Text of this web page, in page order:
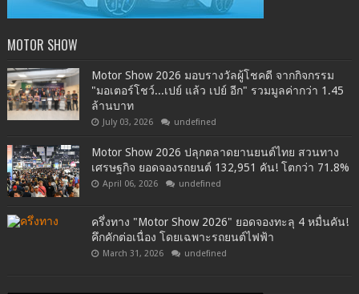
MOTOR SHOW
Motor Show 2026 มอบรางวัลผู้โชคดี จากกิจกรรม
"มอเตอร์โชว์...เปย์ แล้ว เปย์ อีก" รวมมูลค่ากว่า 1.45
ล้านบาท
July 03, 2026 undefined
Motor Show 2026 ปลุกตลาดยานยนต์ไทย สวนทาง
เศรษฐกิจ ยอดจองรถยนต์ 132,951 คัน! โตกว่า 71.8%
April 06, 2026 undefined
ครึ่งทาง "Motor Show 2026" ยอดจองทะลุ 4 หมื่นคัน!
คึกคักต่อเนื่อง โดยเฉพาะรถยนต์ไฟฟ้า
March 31, 2026 undefined